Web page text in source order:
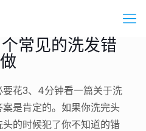
常见的洗发错
花3、4分钟看一篇关于洗
是肯定的。如果你洗完头
的时候犯了你不知道的错